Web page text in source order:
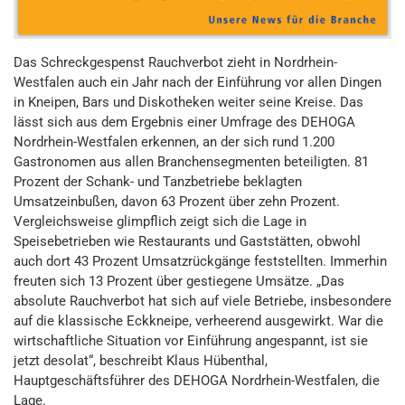
Das Schreckgespenst Rauchverbot zieht in Nordrhein-
Westfalen auch ein Jahr nach der Einführung vor allen Dingen
in Kneipen, Bars und Diskotheken weiter seine Kreise. Das
lässt sich aus dem Ergebnis einer Umfrage des DEHOGA
Nordrhein-Westfalen erkennen, an der sich rund 1.200
Gastronomen aus allen Branchensegmenten beteiligten. 81
Prozent der Schank- und Tanzbetriebe beklagten
Umsatzeinbußen, davon 63 Prozent über zehn Prozent.
Vergleichsweise glimpflich zeigt sich die Lage in
Speisebetrieben wie Restaurants und Gaststätten, obwohl
auch dort 43 Prozent Umsatzrückgänge feststellten. Immerhin
freuten sich 13 Prozent über gestiegene Umsätze. „Das
absolute Rauchverbot hat sich auf viele Betriebe, insbesondere
auf die klassische Eckkneipe, verheerend ausgewirkt. War die
wirtschaftliche Situation vor Einführung angespannt, ist sie
jetzt desolat“, beschreibt Klaus Hübenthal,
Hauptgeschäftsführer des DEHOGA Nordrhein-Westfalen, die
Lage.